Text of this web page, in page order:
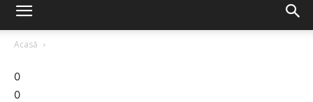
Acasă
0
0